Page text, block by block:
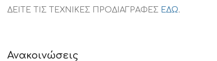
ΔΕΙΤΕ ΤΙΣ ΤΕΧΝΙΚΕΣ ΠΡΟΔΙΑΓΡΑΦΕΣ ΕΔΩ.
Ανακοινώσεις